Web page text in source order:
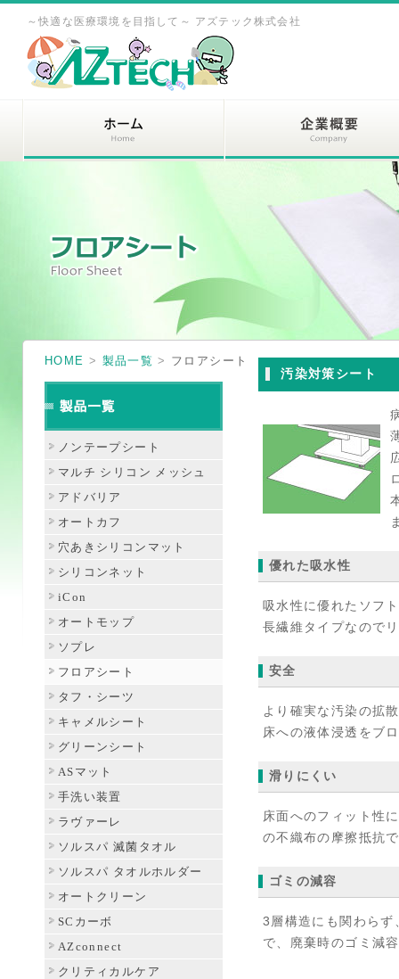
～快適な医療環境を目指して～ アズテック株式会社
HOME > 製品一覧 > フロアシート
ノンテープシート
マルチ シリコン メッシュ
アドバリア
オートカフ
穴あきシリコンマット
シリコンネット
iCon
オートモップ
ソプレ
フロアシート
タフ・シーツ
キャメルシート
グリーンシート
ASマット
手洗い装置
ラヴァーレ
ソルスパ 滅菌タオル
ソルスパ タオルホルダー
オートクリーン
SCカーボ
AZconnect
クリティカルケア
汚染対策シート
優れた吸水性
吸水性に優れたソフ
長繊維タイプなので
安全
より確実な汚染の拡
床への液体浸透をブ
滑りにくい
床面へのフィット性
の不織布の摩擦抵抗
ゴミの減容
3層構造にも関わらず
で、廃棄時のゴミ減